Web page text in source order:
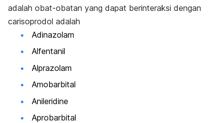
adalah obat-obatan yang dapat berinteraksi dengan
carisoprodol adalah
Adinazolam
Alfentanil
Alprazolam
Amobarbital
Anileridine
Aprobarbital